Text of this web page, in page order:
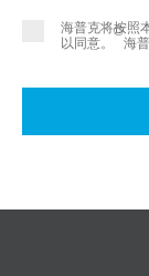
海普克将按照
以同意。
©
海